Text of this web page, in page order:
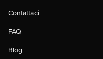
Contattaci
FAQ
Blog